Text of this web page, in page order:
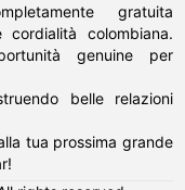
gratuita
colombiana.
genuine per
belle relazioni
tua prossima grande